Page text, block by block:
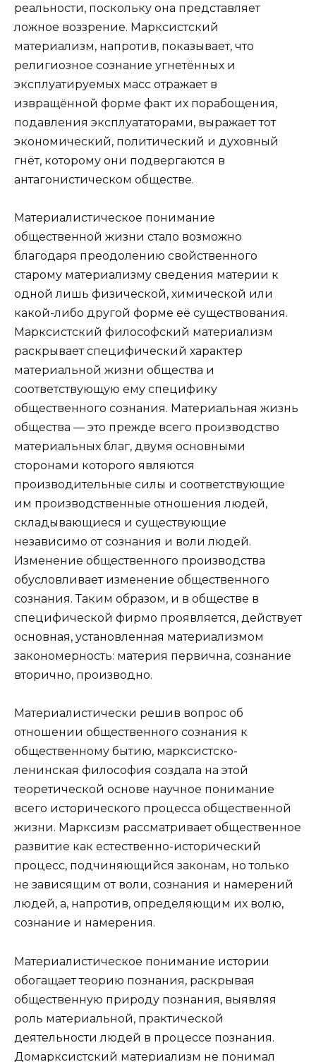
реальности, поскольку она представляет
ложное воззрение. Марксистский
материализм, напротив, показывает, что
религиозное сознание угнетённых и
эксплуатируемых масс отражает в
извращённой форме факт их порабощения,
подавления эксплуататорами, выражает тот
экономический, политический и духовный
гнёт, которому они подвергаются в
антагонистическом обществе.
Материалистическое понимание
общественной жизни стало возможно
благодаря преодолению свойственного
старому материализму сведения материи к
одной лишь физической, химической или
какой-либо другой форме её существования.
Марксистский философский материализм
раскрывает специфический характер
материальной жизни общества и
соответствующую ему специфику
общественного сознания. Материальная жизнь
общества — это прежде всего производство
материальных благ, двумя основными
сторонами которого являются
производительные силы и соответствующие
им производственные отношения людей,
складывающиеся и существующие
независимо от сознания и воли людей.
Изменение общественного производства
обусловливает изменение общественного
сознания. Таким образом, и в обществе в
специфической фирмо проявляется, действует
основная, установленная материализмом
закономерность: материя первична, сознание
вторично, производно.
Материалистически решив вопрос об
отношении общественного сознания к
общественному бытию, марксистско-
ленинская философия создала на этой
теоретической основе научное понимание
всего исторического процесса общественной
жизни. Марксизм рассматривает общественное
развитие как естественно-исторический
процесс, подчиняющийся законам, но только
не зависящим от воли, сознания и намерений
людей, а, напротив, определяющим их волю,
сознание и намерения.
Материалистическое понимание истории
обогащает теорию познания, раскрывая
общественную природу познания, выявляя
роль материальной, практической
деятельности людей в процессе познания.
Домарксистский материализм не понимал